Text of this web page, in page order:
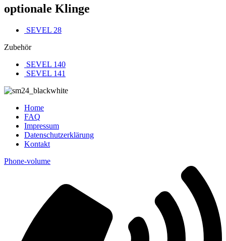
optionale Klinge
SEVEL 28
Zubehör
SEVEL 140
SEVEL 141
Home
FAQ
Impressum
Datenschutzerklärung
Kontakt
Phone-volume